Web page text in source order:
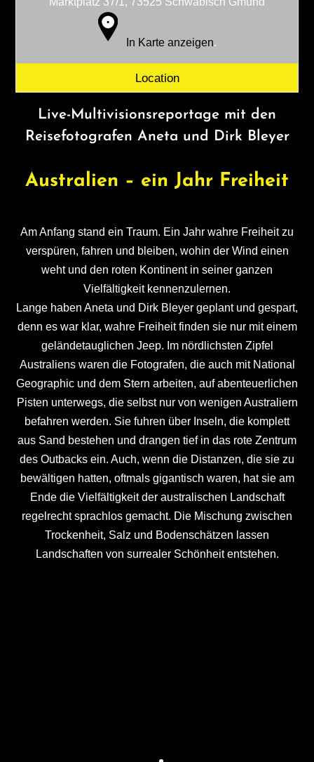
In Karte anzeigen.
Location
Live-Multivisionsreportage mit den
Reisefotografen Aneta und Dirk Bleyer
Australien – ein Jahr Freiheit
Am Anfang stand ein Traum. Ein Jahr wahre Freiheit zu
verspüren, fahren und bleiben, wohin der Wind einen
weht und den roten Kontinent in seiner ganzen
Vielfältigkeit kennenzulernen.
Lange haben Aneta und Dirk Bleyer geplant und gespart,
denn es war klar, wahre Freiheit finden sie nur mit einem
geländetauglichen Jeep. Im nördlichsten Zipfel
Australiens waren die Fotografen, die auch mit National
Geographic und dem Stern arbeiten, auf abenteuerlichen
Pisten unterwegs, die selbst nur von wenigen Australiern
befahren werden. Sie fuhren über Inseln, die komplett
aus Sand bestehen und drangen tief in das rote Zentrum
des Outbacks ein. Auch, wenn die Distanzen, die sie zu
bewältigen hatten, oftmals gigantisch waren, hat sie am
Ende die Vielfältigkeit der australischen Landschaft
regelrecht sprachlos gemacht. Die Mischung zwischen
Trockenheit, Salz und Bodenschätzen lassen
Landschaften von surrealer Schönheit entstehen.